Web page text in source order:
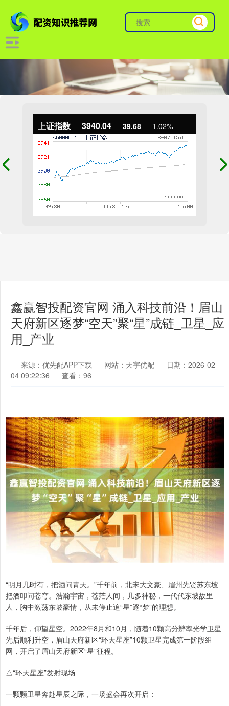
上证指数 3940.04 39.68 1.02%
鑫赢智投配资官网 涌入科技前沿！眉山
天府新区逐梦“空天”聚“星”成链_卫星_应
用_产业
来源：优先配APP下载 网站：天宇优配
日期：2026-02-
04 09:22:36
查看：96
“明月几时有，把酒问青天。”千年前，北宋大文豪、眉州先贤苏东坡
把酒叩问苍穹。浩瀚宇宙，苍茫人间，几多神秘，一代代东坡故里
人，胸中激荡东坡豪情，从未停止追“星”逐“梦”的理想。
千年后，仰望星空。2022年8月和10月，随着10颗高分辨率光学卫星
先后顺利升空，眉山天府新区“环天星座”10颗卫星完成第一阶段组
网，开启了眉山天府新区“星”征程。
△“环天星座”发射现场
一颗颗卫星奔赴星辰之际，一场盛会再次开启：